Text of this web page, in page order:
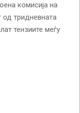
комисија на
од тридневната
тензиите меѓу